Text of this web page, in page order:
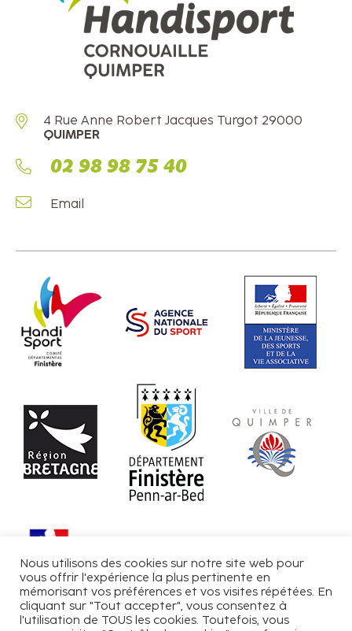
4 Rue Anne Robert Jacques Turgot 29000
QUIMPER
02 98 98 75 40
Email
Nous utilisons des cookies sur notre site web pour
vous offrir l'expérience la plus pertinente en
mémorisant vos préférences et vos visites répétées. En
cliquant sur "Tout accepter", vous consentez à
l'utilisation de TOUS les cookies. Toutefois, vous